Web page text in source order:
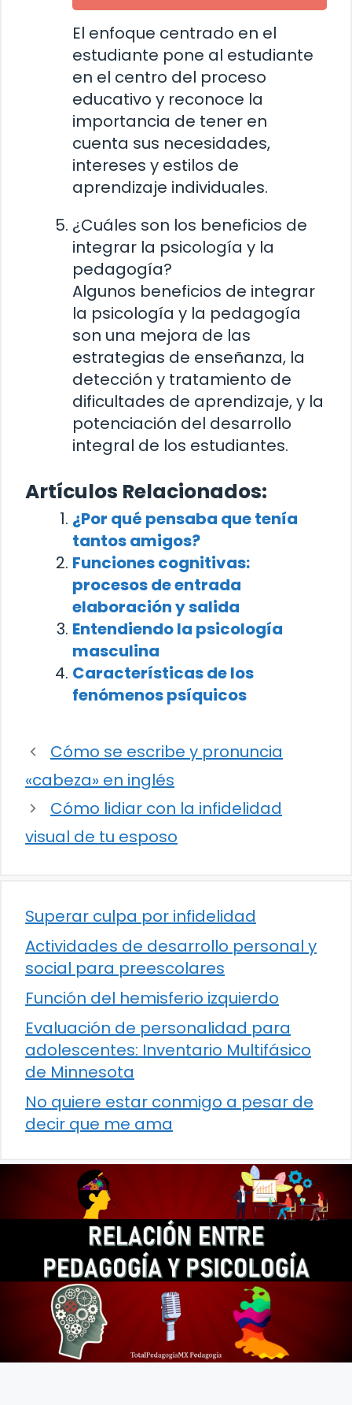
El enfoque centrado en el
estudiante pone al estudiante
en el centro del proceso
educativo y reconoce la
importancia de tener en
cuenta sus necesidades,
intereses y estilos de
aprendizaje individuales.
¿Cuáles son los beneficios de
integrar la psicología y la
pedagogía?
Algunos beneficios de integrar
la psicología y la pedagogía
son una mejora de las
estrategias de enseñanza, la
detección y tratamiento de
dificultades de aprendizaje, y la
potenciación del desarrollo
integral de los estudiantes.
Artículos Relacionados:
¿Por qué pensaba que tenía
tantos amigos?
Funciones cognitivas:
procesos de entrada
elaboración y salida
Entendiendo la psicología
masculina
Características de los
fenómenos psíquicos
Cómo se escribe y pronuncia
«cabeza» en inglés
Cómo lidiar con la infidelidad
visual de tu esposo
Superar culpa por infidelidad
Actividades de desarrollo personal y
social para preescolares
Función del hemisferio izquierdo
Evaluación de personalidad para
adolescentes: Inventario Multifásico
de Minnesota
No quiere estar conmigo a pesar de
decir que me ama